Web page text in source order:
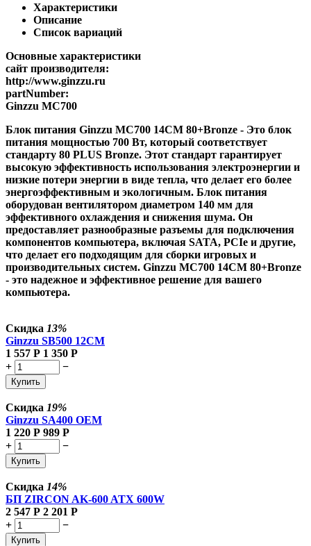
Характеристики
Описание
Список вариаций
Основные характеристики
сайт производителя:
http://www.ginzzu.ru
partNumber:
Ginzzu MC700
Блок питания Ginzzu MC700 14CM 80+Bronze - Это блок
питания мощностью 700 Вт, который соответствует
стандарту 80 PLUS Bronze. Этот стандарт гарантирует
высокую эффективность использования электроэнергии и
низкие потери энергии в виде тепла, что делает его более
энергоэффективным и экологичным. Блок питания
оборудован вентилятором диаметром 140 мм для
эффективного охлаждения и снижения шума. Он
предоставляет разнообразные разъемы для подключения
компонентов компьютера, включая SATA, PCIe и другие,
что делает его подходящим для сборки игровых и
производительных систем. Ginzzu MC700 14CM 80+Bronze
- это надежное и эффективное решение для вашего
компьютера.
Скидка 13%
Ginzzu SB500 12CM
1 557 Р 1 350 Р
+
−
Купить
Скидка 19%
Ginzzu SA400 OEM
1 220 Р 989 Р
+
−
Купить
Скидка 14%
БП ZIRCON AK-600 ATX 600W
2 547 Р 2 201 Р
+
−
Купить